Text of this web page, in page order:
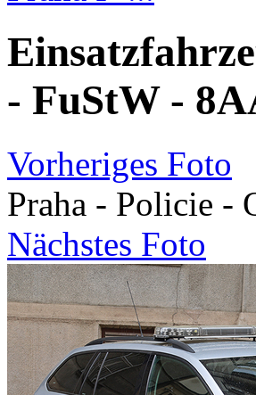
- FuStW -
Vorheriges Foto
Praha - Policie -
Nächstes Foto